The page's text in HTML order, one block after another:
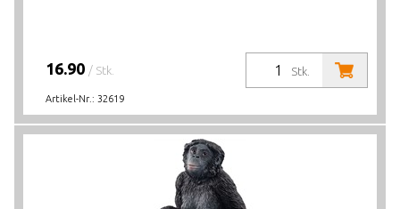
Stk.
16.90 / Stk.
Artikel-Nr.: 32619